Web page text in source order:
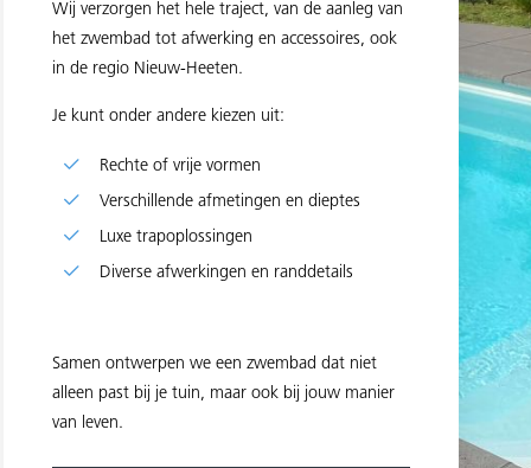
Wij verzorgen het hele traject, van de aanleg van
het zwembad tot afwerking en accessoires, ook
in de regio Nieuw-Heeten.
Je kunt onder andere kiezen uit:
Rechte of vrije vormen
Verschillende afmetingen en dieptes
Luxe trapoplossingen
Diverse afwerkingen en randdetails
Samen ontwerpen we een zwembad dat niet
alleen past bij je tuin, maar ook bij jouw manier
van leven.